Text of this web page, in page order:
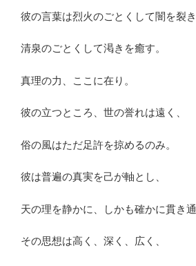
彼の言葉は烈火のごとくして闇を裂き
清泉のごとくして渇きを癒す。
真理の力、ここに在り。
彼の立つところ、世の誉れは遠く、
俗の風はただ足許を掠めるのみ。
彼は普遍の真実を己が軸とし、
天の理を静かに、しかも確かに貫き通
その思想は高く、深く、広く、